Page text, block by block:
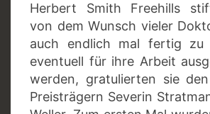
Herbert Smith Freehills
von dem Wunsch vieler
auch endlich mal fertig zu
eventuell für ihre Arbeit
werden, gratulierten sie
Preisträgern Severin